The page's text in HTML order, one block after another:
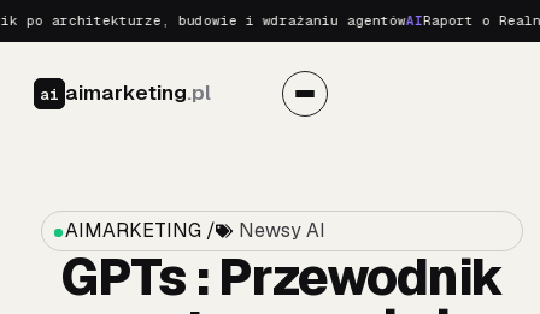
architekturze, budowie i wdrażaniu agentówAIRaport o Realnych
ai aimarketing.pl
AIMARKETING / Newsy AI
GPTs : Przewodnik